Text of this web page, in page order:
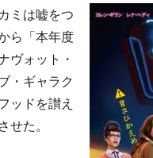
ミは嘘をつ
ら「本年度
ヴォット・
・ギャラク
ッドを讃え
た。